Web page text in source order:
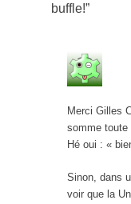
buffle!”
Merci Gilles
somme toute
Hé oui : «
Sinon, dans
voir que la